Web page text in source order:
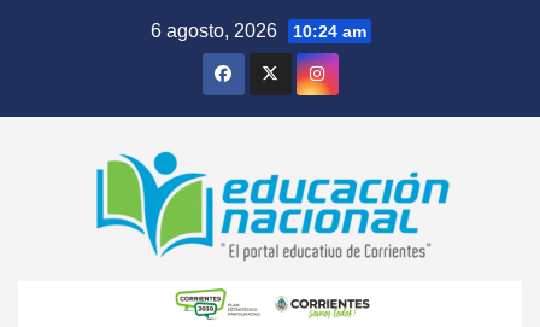
6 agosto, 2026 10:24 am